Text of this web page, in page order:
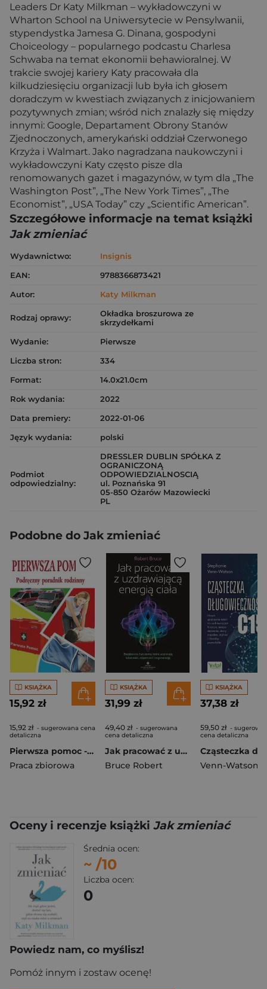
Leaders Dr Katy Milkman – wykładowczyni w
Wharton School na Uniwersytecie w Pensylwanii,
stypendystka Jamesa G. Dinana, gospodyni
Choiceology – popularnego podcastu ­Charlesa
Schwaba na temat ekonomii behawioralnej. W
trakcie swojej kariery Katy pracowała dla
kilkudziesięciu organizacji lub była ich głosem
doradczym w kwestiach związanych z inicjowaniem
pozytywnych zmian; wśród nich znalaz­ły się między
innymi: Google, Departament Obrony Stanów
Zjednoczonych, amerykański oddział Czerwonego
Krzyża i Walmart. Jako nagradzana naukowczyni i
wykładowczyni Katy często pisze dla
renomowanych gazet i magazynów, w tym dla „The
Washington Post”, „The New York Times”, „The
Economist”, „USA Today” czy „Scientific American”.
Szczegółowe informacje na temat książki
Jak zmieniać
Wydawnictwo:
Insignis
EAN:
9788366873421
Autor:
Katy Milkman
Rodzaj oprawy:
Okładka broszurowa ze
skrzydełkami
Wydanie:
Pierwsze
Liczba stron:
334
Format:
14.0x21.0cm
Rok wydania:
2022
Data premiery:
2022-01-06
Język wydania:
polski
Podmiot
odpowiedzialny:
DRESSLER DUBLIN SPÓŁKA Z
OGRANICZONĄ
ODPOWIEDZIALNOSCIĄ
ul. Poznańska 91
05-850 Ożarów Mazowiecki
PL
Podobne do Jak zmieniać
KSIĄŻKA
15,92 zł
15,92 zł - sugerowana cena
detaliczna
Pierwsza pomoc - podręczny poradnik rodzinny
Praca zbiorowa
KSIĄŻKA
31,99 zł
49,40 zł - sugerowana
cena detaliczna
Jak pracować z uzdrawiającą energią ciałaBezpieczne ćwiczenia, które wspierają witalność, odporność i regenerację
Bruce Robert
KSIĄŻKA
37,38 zł
59,50 zł -
cena detaliczna
Oceny i recenzje książki Jak zmieniać
Średnia ocen:
~ /10
Liczba ocen:
0
Powiedz nam, co myślisz!
Pomóż innym i zostaw ocenę!